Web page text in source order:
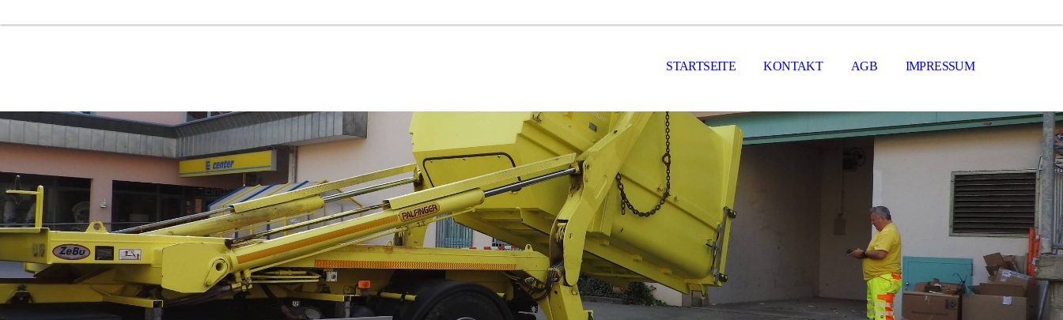
STARTSEITE KONTAKT AGB IMPRESSUM